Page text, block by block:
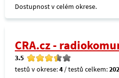
Dostupnost v celém okrese.
CRA.cz -
3.5
testů v okrese:4 / testů celkem: